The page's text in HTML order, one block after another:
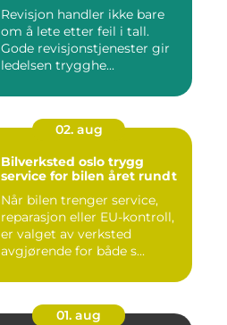
Revisjon handler ikke bare
om å lete etter feil i tall.
Gode revisjonstjenester gir
ledelsen trygghe...
02. aug
Bilverksted oslo trygg
service for bilen året rundt
Når bilen trenger service,
reparasjon eller EU-kontroll,
er valget av verksted
avgjørende for både s...
01. aug